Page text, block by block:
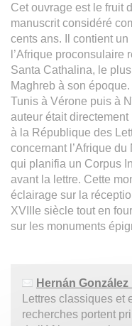
Cet ouvrage est le fruit
manuscrit considéré
cents ans. Il contient
l’Afrique
Santa Cathalina, le
Maghreb à son
Tunis à Vérone puis à
auteur était
à la République des
concernant l’Afrique
qui planifia un Corpus
avant la lettre. Cette
éclairage sur la
XVIIIe siècle tout en
sur les monuments
Hernán
Lettres classiques
recherches portent